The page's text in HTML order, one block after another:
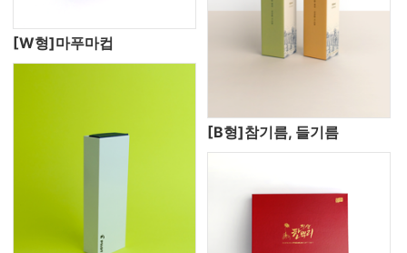
[W형]마푸마컵
[B형]참기름, 들기름